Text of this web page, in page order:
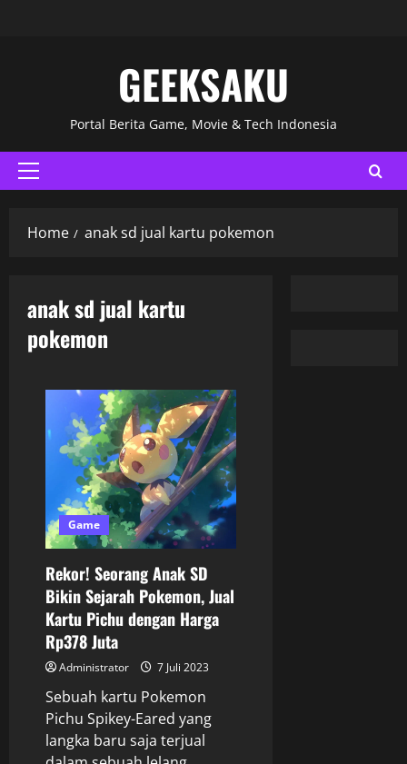
GEEKSAKU
Portal Berita Game, Movie & Tech Indonesia
Home anak sd jual kartu pokemon
anak sd jual kartu
pokemon
Game
Rekor! Seorang Anak SD
Bikin Sejarah Pokemon, Jual
Kartu Pichu dengan Harga
Rp378 Juta
Administrator 7 Juli 2023
Sebuah kartu Pokemon
Pichu Spikey-Eared yang
langka baru saja terjual